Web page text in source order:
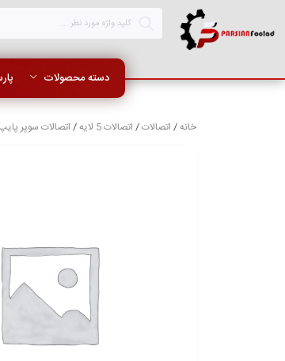
دسته محصولات
خانه/ اتصالات/ اتصالات 5 لایه / اتصالات سوپر